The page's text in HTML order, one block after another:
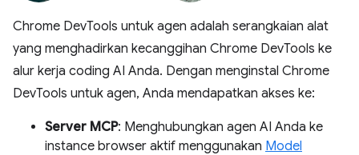
Chrome DevTools untuk agen adalah serangkaian alat
yang menghadirkan kecanggihan Chrome DevTools ke
alur kerja coding AI Anda. Dengan menginstal Chrome
DevTools untuk agen, Anda mendapatkan akses ke:
Server MCP: Menghubungkan agen AI Anda ke
instance browser aktif menggunakan Model